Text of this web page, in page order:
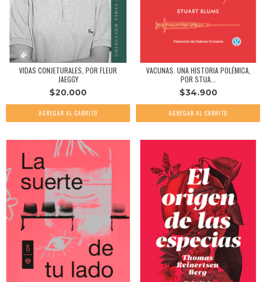
VIDAS CONJETURALES, POR FLEUR
JAEGGY
$20.000
VACUNAS. UNA HISTORIA POLÉMICA,
POR STUA...
$34.900